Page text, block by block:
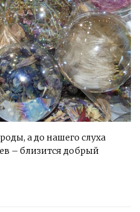
а до нашего слуха
– близится добрый